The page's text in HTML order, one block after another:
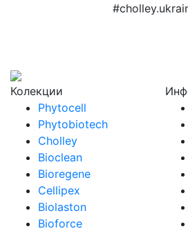
Колекции
Phytocell
Phytobiotech
Cholley
Bioclean
Bioregene
Cellipex
Biolaston
Bioforce